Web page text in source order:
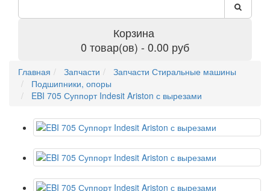
Корзина
0 товар(ов) - 0.00 руб
Главная Запчасти
Запчасти Стиральные машины
Подшипники, опоры
EBI 705 Суппорт Indesit Ariston с вырезами